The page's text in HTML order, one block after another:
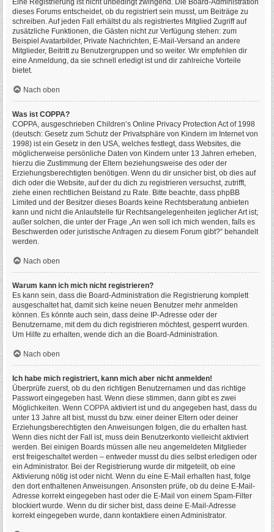
Eine Registrierung ist nicht unbedingt zwingend. Die Board-Administration
dieses Forums entscheidet, ob du registriert sein musst, um Beiträge zu
schreiben. Auf jeden Fall erhältst du als registriertes Mitglied Zugriff auf
zusätzliche Funktionen, die Gästen nicht zur Verfügung stehen: zum
Beispiel Avatarbilder, Private Nachrichten, E-Mail-Versand an andere
Mitglieder, Beitritt zu Benutzergruppen und so weiter. Wir empfehlen dir
eine Anmeldung, da sie schnell erledigt ist und dir zahlreiche Vorteile
bietet.
Nach oben
Was ist COPPA?
COPPA, ausgeschrieben Children’s Online Privacy Protection Act of 1998
(deutsch: Gesetz zum Schutz der Privatsphäre von Kindern im Internet von
1998) ist ein Gesetz in den USA, welches festlegt, dass Websites, die
möglicherweise persönliche Daten von Kindern unter 13 Jahren erheben,
hierzu die Zustimmung der Eltern beziehungsweise des oder der
Erziehungsberechtigten benötigen. Wenn du dir unsicher bist, ob dies auf
dich oder die Website, auf der du dich zu registrieren versuchst, zutrifft,
ziehe einen rechtlichen Beistand zu Rate. Bitte beachte, dass phpBB
Limited und der Besitzer dieses Boards keine Rechtsberatung anbieten
kann und nicht die Anlaufstelle für Rechtsangelegenheiten jeglicher Art ist;
außer solchen, die unter der Frage „An wen soll ich mich wenden, falls es
Beschwerden oder juristische Anfragen zu diesem Forum gibt?“ behandelt
werden.
Nach oben
Warum kann ich mich nicht registrieren?
Es kann sein, dass die Board-Administration die Registrierung komplett
ausgeschaltet hat, damit sich keine neuen Benutzer mehr anmelden
können. Es könnte auch sein, dass deine IP-Adresse oder der
Benutzername, mit dem du dich registrieren möchtest, gesperrt wurden.
Um Hilfe zu erhalten, wende dich an die Board-Administration.
Nach oben
Ich habe mich registriert, kann mich aber nicht anmelden!
Überprüfe zuerst, ob du den richtigen Benutzernamen und das richtige
Passwort eingegeben hast. Wenn diese stimmen, dann gibt es zwei
Möglichkeiten. Wenn COPPA aktiviert ist und du angegeben hast, dass du
unter 13 Jahre alt bist, musst du bzw. einer deiner Eltern oder deiner
Erziehungsberechtigten den Anweisungen folgen, die du erhalten hast.
Wenn dies nicht der Fall ist, muss dein Benutzerkonto vielleicht aktiviert
werden. Bei einigen Boards müssen alle neu angemeldeten Mitglieder
erst freigeschaltet werden – entweder musst du dies selbst erledigen oder
ein Administrator. Bei der Registrierung wurde dir mitgeteilt, ob eine
Aktivierung nötig ist oder nicht. Wenn du eine E-Mail erhalten hast, folge
den dort enthaltenen Anweisungen. Ansonsten prüfe, ob du deine E-Mail-
Adresse korrekt eingegeben hast oder die E-Mail von einem Spam-Filter
blockiert wurde. Wenn du dir sicher bist, dass deine E-Mail-Adresse
korrekt eingegeben wurde, dann kontaktiere einen Administrator.